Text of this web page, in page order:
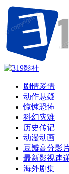
剧情爱情
动作悬疑
惊悚恐怖
科幻灾难
历史传记
动漫动画
豆瓣高分影
最新影视速
海外剧集